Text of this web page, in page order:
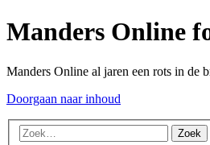
Manders Online
Manders Online al jaren een rots in de
Doorgaan naar inhoud
Zoek